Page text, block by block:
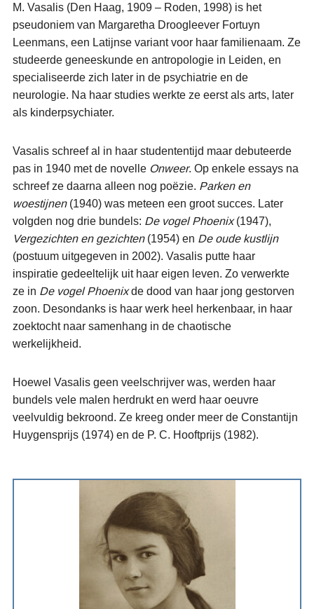
M. Vasalis (Den Haag, 1909 – Roden, 1998) is het
pseudoniem van Margaretha Droogleever Fortuyn
Leenmans, een Latijnse variant voor haar familienaam. Ze
studeerde geneeskunde en antropologie in Leiden, en
specialiseerde zich later in de psychiatrie en de
neurologie. Na haar studies werkte ze eerst als arts, later
als kinderpsychiater.
Vasalis schreef al in haar studententijd maar debuteerde
pas in 1940 met de novelle Onweer. Op enkele essays na
schreef ze daarna alleen nog poëzie. Parken en
woestijnen(1940) was meteen een groot succes. Later
volgden nog drie bundels: De vogel Phoenix(1947),
Vergezichten en gezichten(1954) en De oude kustlijn
(postuum uitgegeven in 2002). Vasalis putte haar
inspiratie gedeeltelijk uit haar eigen leven. Zo verwerkte
ze in De vogel Phoenixde dood van haar jong gestorven
zoon. Desondanks is haar werk heel herkenbaar, in haar
zoektocht naar samenhang in de chaotische
werkelijkheid.
Hoewel Vasalis geen veelschrijver was, werden haar
bundels vele malen herdrukt en werd haar oeuvre
veelvuldig bekroond. Ze kreeg onder meer de Constantijn
Huygensprijs (1974) en de P. C. Hooftprijs (1982).